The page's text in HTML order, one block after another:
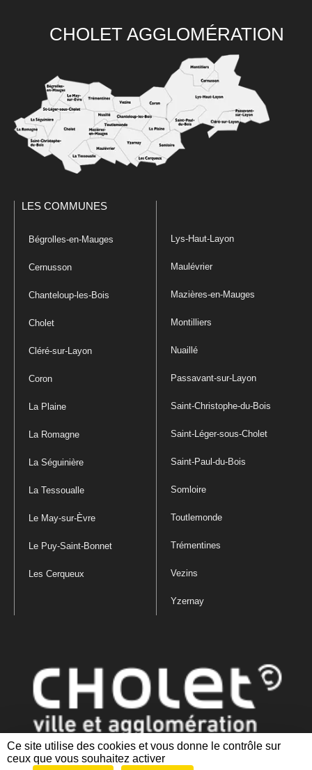
Ce site utilise des cookies et vous donne le contrôle sur
ceux que vous souhaitez activer
CHOLET AGGLOMÉRATION
LES COMMUNES
Bégrolles-en-Mauges
Cernusson
Chanteloup-les-Bois
Cholet
Cléré-sur-Layon
Coron
La Plaine
La Romagne
La Séguinière
La Tessoualle
Le May-sur-Èvre
Le Puy-Saint-Bonnet
Les Cerqueux
Lys-Haut-Layon
Maulévrier
Mazières-en-Mauges
Montilliers
Nuaillé
Passavant-sur-Layon
Saint-Christophe-du-Bois
Saint-Léger-sous-Cholet
Saint-Paul-du-Bois
Somloire
Toutlemonde
Trémentines
Vezins
Yzernay
Mentions légales|Politique de confidentialité